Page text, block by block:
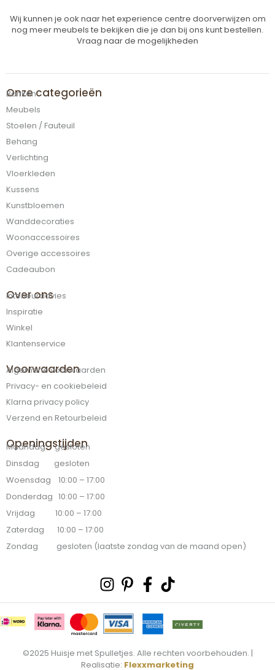
Wij kunnen je ook naar het experience centre doorverwijzen om
nog meer meubels te bekijken die je dan bij ons kunt bestellen.
Vraag naar de mogelijkheden
Onze categorieën
Banken
Meubels
Stoelen / Fauteuil
Behang
Verlichting
Vloerkleden
Kussens
Kunstbloemen
Wanddecoraties
Woonaccessoires
Overige accessoires
Cadeaubon
Over ons
Interieuradvies
Inspiratie
Winkel
Klantenservice
Voorwaarden
Algemene voorwaarden
Privacy- en cookiebeleid
Klarna privacy policy
Verzend en Retourbeleid
Openingstijden
Maandag gesloten
Dinsdag gesloten
Woensdag 10:00 – 17:00
Donderdag 10:00 – 17:00
Vrijdag 10:00 – 17:00
Zaterdag 10:00 – 17:00
Zondag gesloten (laatste zondag van de maand open)
Instagram
Pinterest-
p
Facebook-
f
Tiktok
©2025 Huisje met Spulletjes. Alle rechten voorbehouden. |
Realisatie: Flexxmarketing